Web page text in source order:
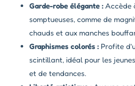
Garde-robe élégante : Accède
somptueuses, comme de
chauds et aux manches
Graphismes colorés : Profite
scintillant, idéal pour les
et de tendances.